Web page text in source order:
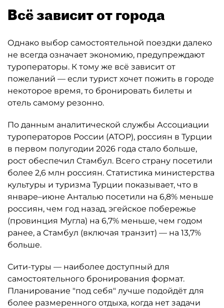
Всё зависит от города
Однако выбор самостоятельной поездки далеко
не всегда означает экономию, предупреждают
туроператоры. К тому же всё зависит от
пожеланий — если турист хочет пожить в городе
некоторое время, то бронировать билеты и
отель самому резонно.
По данным аналитической службы Ассоциации
туроператоров России (АТОР), россиян в Турции
в первом полугодии 2026 года стало больше,
рост обеспечил Стамбул. Всего страну посетили
более 2,6 млн россиян. Статистика министерства
культуры и туризма Турции показывает, что в
январе–июне Анталью посетили на 6,8% меньше
россиян, чем год назад, эгейское побережье
(провинция Мугла) на 6,7% меньше, чем годом
ранее, а Стамбул (включая транзит) — на 13,7%
больше.
Сити-туры — наиболее доступный для
самостоятельного бронирования формат.
Планирование "под себя" лучше подойдёт для
более размеренного отдыха, когда нет задачи